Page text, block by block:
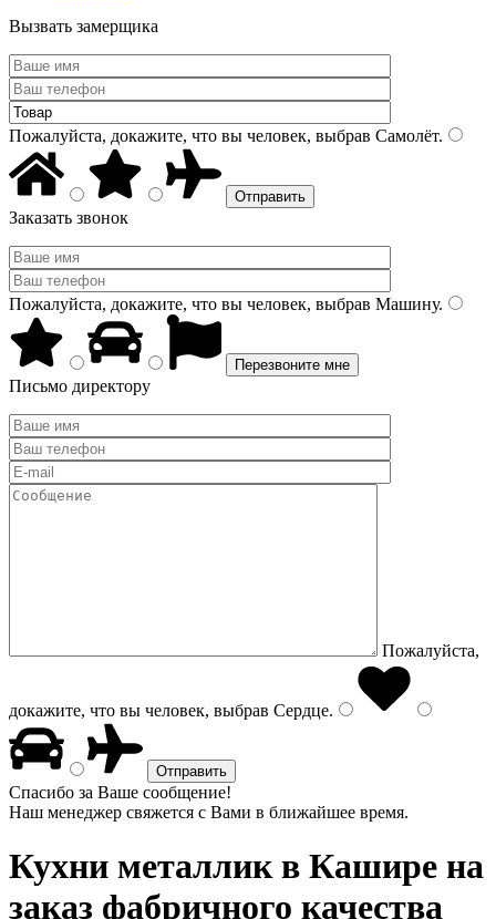
Вызвать замерщика
Пожалуйста, докажите, что вы человек, выбрав Самолёт.
Заказать звонок
Пожалуйста, докажите, что вы человек, выбрав Машину.
Письмо директору
Пожалуйста,
докажите, что вы человек, выбрав Сердце.
Спасибо за Ваше сообщение!
Наш менеджер свяжется с Вами в ближайшее время.
Кухни металликв Кашире на
заказ фабричного качества